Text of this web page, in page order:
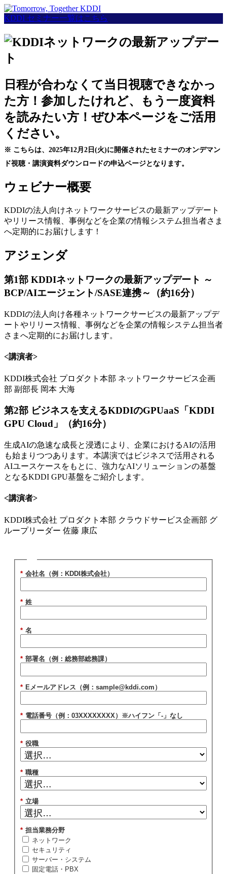
KDDI セミナー一覧はこちら
日程が合わなくて当日視聴できなかっ
た方！参加したけれど、もう一度資料
を読みたい方！ぜひ本ページをご活用
ください。
※ こちらは、2025年12月2日(火)に開催されたセミナーのオンデマン
ド視聴・講演資料ダウンロードの申込ページとなります。
ウェビナー概要
KDDIの法人向けネットワークサービスの最新アップデート
やリリース情報、事例などを企業の情報システム担当者さま
へ定期的にお届けします！
アジェンダ
第1部 KDDIネットワークの最新アップデート ～
BCP/AIエージェント/SASE連携～（約16分）
KDDIの法人向け各種ネットワークサービスの最新アップデ
ートやリリース情報、事例などを企業の情報システム担当者
さまへ定期的にお届けします。
<講演者>
KDDI株式会社 プロダクト本部 ネットワークサービス企画
部 副部長 岡本 大海
第2部 ビジネスを支えるKDDIのGPUaaS「KDDI
GPU Cloud」（約16分）
生成AIの急速な成長と浸透により、企業におけるAIの活用
も始まりつつあります。本講演ではビジネスで活用される
AIユースケースをもとに、強力なAIソリューションの基盤
となるKDDI GPU基盤をご紹介します。
<講演者>
KDDI株式会社 プロダクト本部 クラウドサービス企画部 グ
ループリーダー 佐藤 康広
* 会社名（例：KDDI株式会社）
* 姓
* 名
* 部署名（例：総務部総務課）
* Eメールアドレス（例：sample@kddi.com）
* 電話番号（例：03XXXXXXXX）※ハイフン「-」なし
* 役職
* 職種
* 立場
* 担当業務分野
ネットワーク
セキュリティ
サーバー・システム
固定電話・PBX